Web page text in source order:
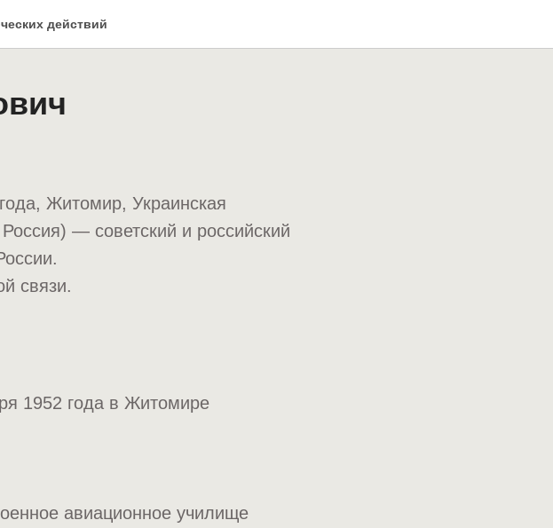
действий
Житомир, Украинская
— советский и российский
связи.
1952 года в Житомире
авиационное училище